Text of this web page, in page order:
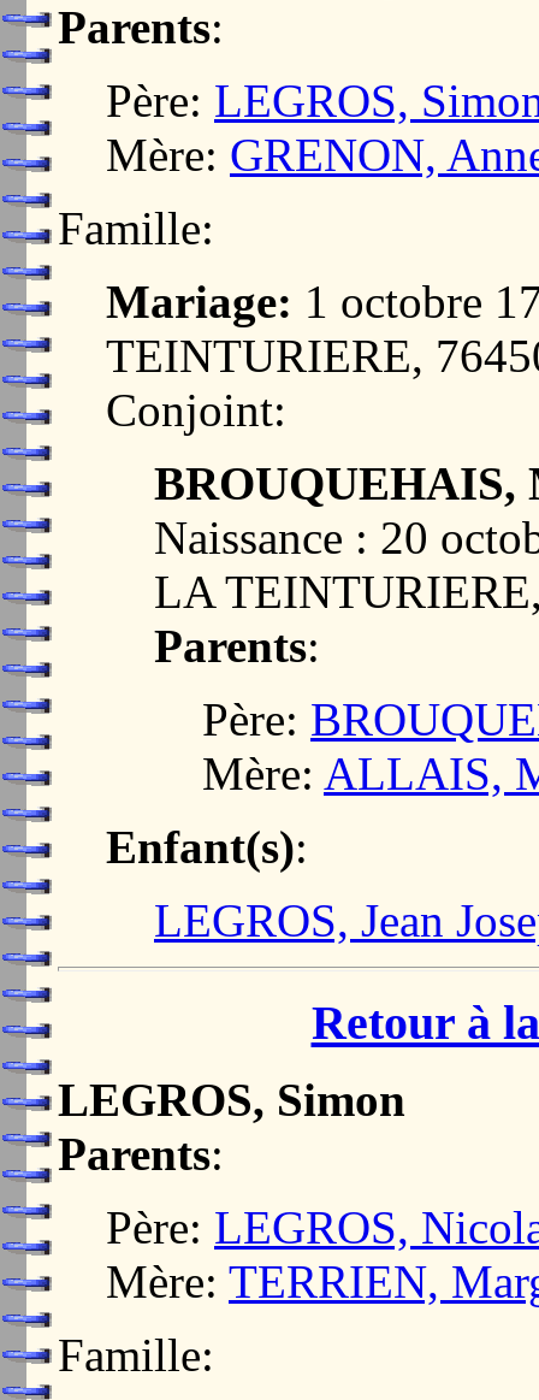
Parents:
Père: LEGROS,
Mère: GRENON,
Famille:
Mariage: 1 octobre
TEINTURIERE,
Conjoint:
BROUQUEHAIS,
Naissance : 20
LA
Parents:
Père:
Mère: ALLAIS,
Enfant(s):
LEGROS, Jean
Retour à
LEGROS, Simon
Parents:
Père: LEGROS,
Mère: TERRIEN,
Famille: